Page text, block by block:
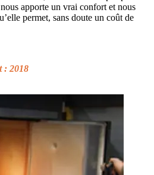
apporte un vrai confort et nous
permet, sans doute un coût de
: 2018